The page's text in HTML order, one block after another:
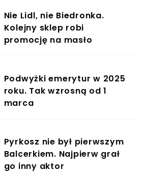
Nie Lidl, nie Biedronka.
Kolejny sklep robi
promocję na masło
Podwyżki emerytur w 2025
roku. Tak wzrosną od 1
marca
Pyrkosz nie był pierwszym
Balcerkiem. Najpierw grał
go inny aktor